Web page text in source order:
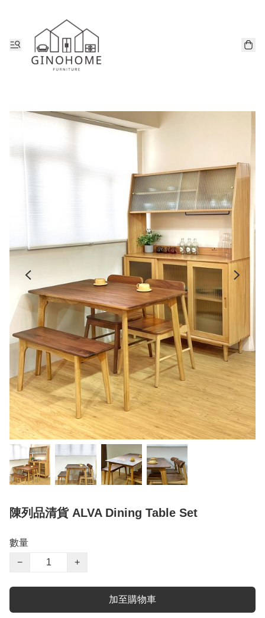
陳列品清貨 ALVA Dining Table Set
數量
−
+
加至購物車